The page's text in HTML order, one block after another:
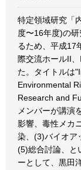
特定領域研究「
度〜16年度)の
るため、平成17
際交流ホールII
た。タイトルは
Environmental
Research and
メンバーが講演
影響、毒性メカ
染、(3)バイオア
(5)総合討論、と
ーとして、黒田